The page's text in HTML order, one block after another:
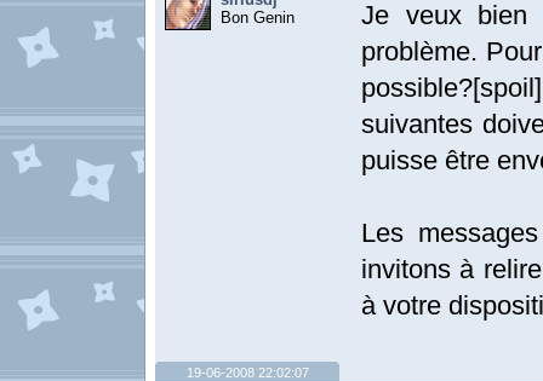
Bon Genin
Je veux bien
problème.
suivantes
puisse être
Les
invitons à
à votre
19-06-2008 22:02:07